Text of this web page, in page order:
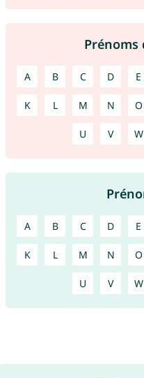
Prénoms
A B C D E
K L M N O
U V W
A B C D E
K L M N O
U V W